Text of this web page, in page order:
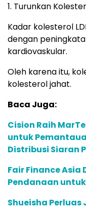
1. Turunkan
Kadar kolesterol
dengan
kardiovaskular.
Oleh karena itu,
kolesterol jahat.
Baca Juga:
Cision Raih
untuk
Distribusi Siaran
Fair Finance Asia
Pendanaan untuk
Shueisha